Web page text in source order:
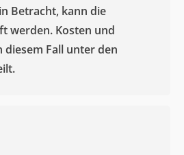
Betracht, kann die
werden. Kosten und
diesem Fall unter den